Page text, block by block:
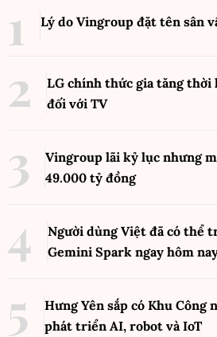
Lý do Vingroup đặt tên sân
LG chính thức gia tăng thời
đối với TV
Vingroup lãi kỷ lục nhưng
49.000 tỷ đồng
Người dùng Việt đã có thể
Gemini Spark ngay hôm
Hưng Yên sắp có Khu Công
phát triển AI, robot và IoT